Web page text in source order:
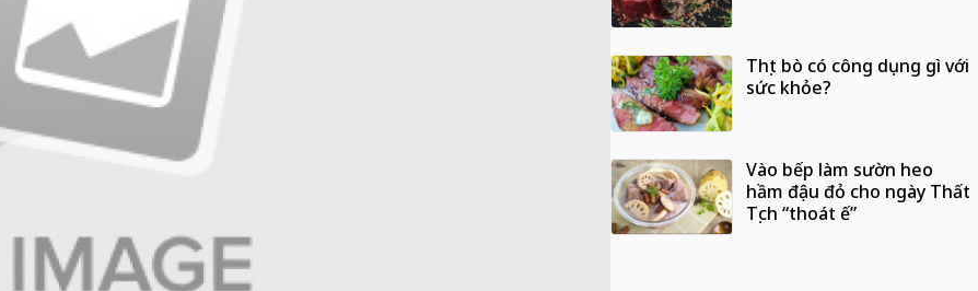
Thịt bò có công dụng gì với
sức khỏe?
Vào bếp làm sườn heo
hầm đậu đỏ cho ngày Thất
Tịch “thoát ế”